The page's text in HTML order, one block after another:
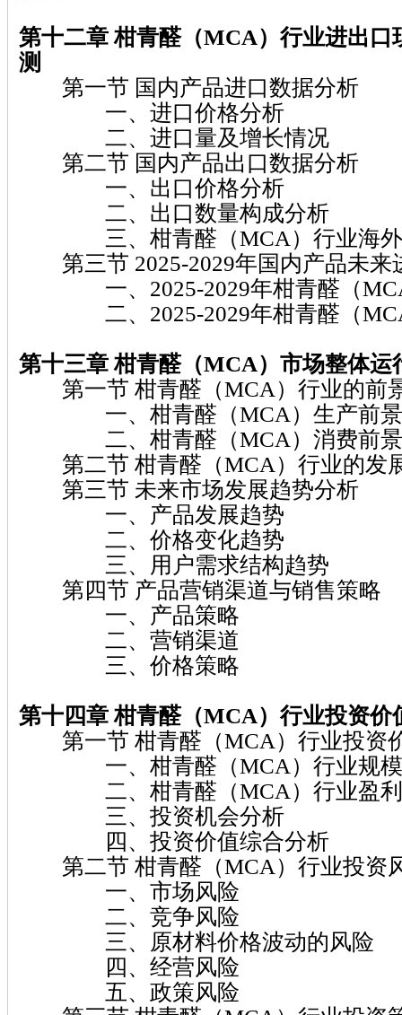
第十二章 柑青醛（MCA）行业进出口
测
第一节 国内产品进口数据分析
一、进口价格分析
二、进口量及增长情况
第二节 国内产品出口数据分析
一、出口价格分析
二、出口数量构成分析
三、柑青醛（MCA）行业海外
第三节 2025-2029年国内产品未来
一、2025-2029年柑青醛（MCA
二、2025-2029年柑青醛（MCA
第十三章 柑青醛（MCA） 市场整体运
第一节 柑青醛（MCA）行业的前
一、柑青醛（MCA）生产前景
二、柑青醛（MCA）消费前景
第二节 柑青醛（MCA）行业的发
第三节 未来市场发展趋势分析
一、产品发展趋势
二、价格变化趋势
三、用户需求结构趋势
第四节 产品营销渠道与销售策略
一、产品策略
二、营销渠道
三、价格策略
第十四章 柑青醛（MCA）行业投资价
第一节 柑青醛（MCA）行业投资
一、柑青醛（MCA）行业规模
二、柑青醛（MCA）行业盈利
三、投资机会分析
四、投资价值综合分析
第二节 柑青醛（MCA）行业投资
一、市场风险
二、竞争风险
三、原材料价格波动的风险
四、经营风险
五、政策风险